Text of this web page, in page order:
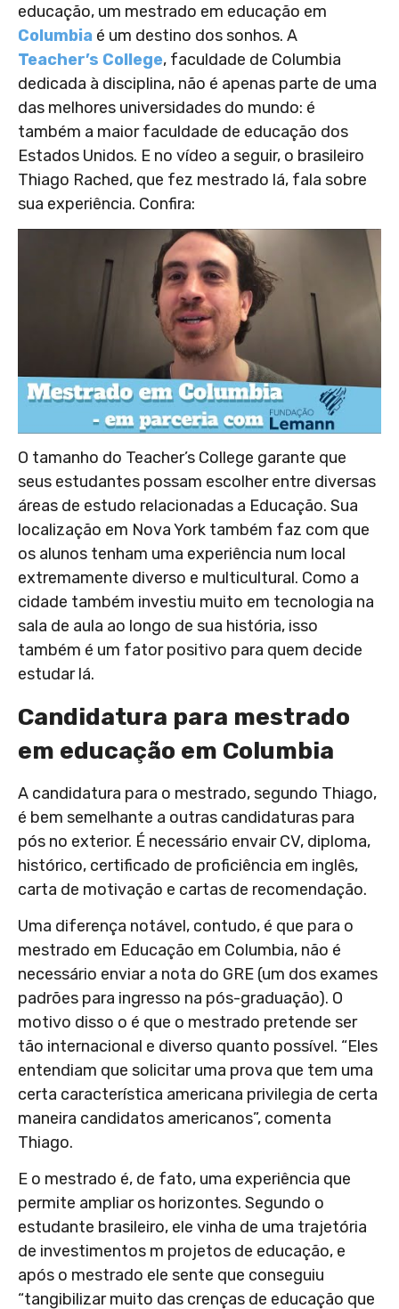
educação, um mestrado em educação em
Columbia é um destino dos sonhos. A
Teacher’s College, faculdade de Columbia
dedicada à disciplina, não é apenas parte de uma
das melhores universidades do mundo: é
também a maior faculdade de educação dos
Estados Unidos. E no vídeo a seguir, o brasileiro
Thiago Rached, que fez mestrado lá, fala sobre
sua experiência. Confira:
O tamanho do Teacher’s College garante que
seus estudantes possam escolher entre diversas
áreas de estudo relacionadas a Educação. Sua
localização em Nova York também faz com que
os alunos tenham uma experiência num local
extremamente diverso e multicultural. Como a
cidade também investiu muito em tecnologia na
sala de aula ao longo de sua história, isso
também é um fator positivo para quem decide
estudar lá.
Candidatura para mestrado
em educação em Columbia
A candidatura para o mestrado, segundo Thiago,
é bem semelhante a outras candidaturas para
pós no exterior. É necessário envair CV, diploma,
histórico, certificado de proficiência em inglês,
carta de motivação e cartas de recomendação.
Uma diferença notável, contudo, é que para o
mestrado em Educação em Columbia, não é
necessário enviar a nota do GRE (um dos exames
padrões para ingresso na pós-graduação). O
motivo disso o é que o mestrado pretende ser
tão internacional e diverso quanto possível. “Eles
entendiam que solicitar uma prova que tem uma
certa característica americana privilegia de certa
maneira candidatos americanos”, comenta
Thiago.
E o mestrado é, de fato, uma experiência que
permite ampliar os horizontes. Segundo o
estudante brasileiro, ele vinha de uma trajetória
de investimentos m projetos de educação, e
após o mestrado ele sente que conseguiu
“tangibilizar muito das crenças de educação que